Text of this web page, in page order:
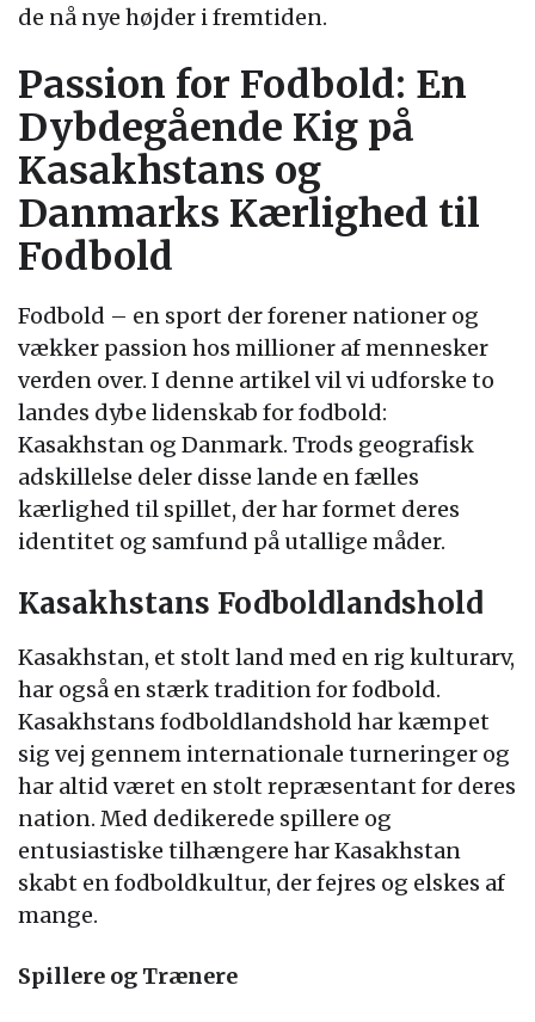
de nå nye højder i fremtiden.
Passion for Fodbold: En
Dybdegående Kig på
Kasakhstans og
Danmarks Kærlighed til
Fodbold
Fodbold – en sport der forener nationer og
vækker passion hos millioner af mennesker
verden over. I denne artikel vil vi udforske to
landes dybe lidenskab for fodbold:
Kasakhstan og Danmark. Trods geografisk
adskillelse deler disse lande en fælles
kærlighed til spillet, der har formet deres
identitet og samfund på utallige måder.
Kasakhstans Fodboldlandshold
Kasakhstan, et stolt land med en rig kulturarv,
har også en stærk tradition for fodbold.
Kasakhstans fodboldlandshold har kæmpet
sig vej gennem internationale turneringer og
har altid været en stolt repræsentant for deres
nation. Med dedikerede spillere og
entusiastiske tilhængere har Kasakhstan
skabt en fodboldkultur, der fejres og elskes af
mange.
Spillere og Trænere